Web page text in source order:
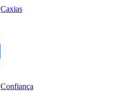
Caxias
Confiança